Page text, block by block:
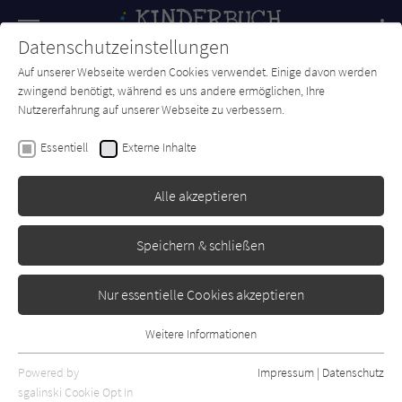
SUCHE Forum Charts Newsletter
Pija Lindenbaum
Der erste Schritt
Erschienen: Februar 2023
0
Datenschutzeinstellungen
Auf unserer Webseite werden Cookies verwendet. Einige davon werden
zwingend benötigt, während es uns andere ermöglichen, Ihre
Nutzererfahrung auf unserer Webseite zu verbessern.
Essentiell Externe Inhalte
Alle akzeptieren
Speichern & schließen
Nur essentielle Cookies akzeptieren
Essentielle Cookies werden für grundlegende Funktionen der
Webseite benötigt. Dadurch ist gewährleistet, dass die Webseite
Weitere Informationen
Powered by
sgalinski Cookie Opt In
Impressum | Datenschutz